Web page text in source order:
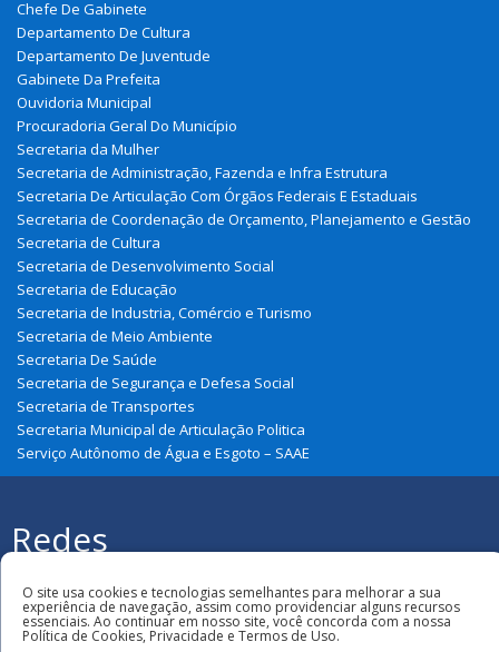
Chefe De Gabinete
Departamento De Cultura
Departamento De Juventude
Gabinete Da Prefeita
Ouvidoria Municipal
Procuradoria Geral Do Município
Secretaria da Mulher
Secretaria de Administração, Fazenda e Infra Estrutura
Secretaria De Articulação Com Órgãos Federais E Estaduais
Secretaria de Coordenação de Orçamento, Planejamento e Gestão
Secretaria de Cultura
Secretaria de Desenvolvimento Social
Secretaria de Educação
Secretaria de Industria, Comércio e Turismo
Secretaria de Meio Ambiente
Secretaria De Saúde
Secretaria de Segurança e Defesa Social
Secretaria de Transportes
Secretaria Municipal de Articulação Politica
Serviço Autônomo de Água e Esgoto – SAAE
Redes
Sociais
Municipal de São João Do Soter
O site usa cookies e tecnologias semelhantes para melhorar a sua
experiência de navegação, assim como providenciar alguns recursos
essenciais. Ao continuar em nosso site, você concorda com a nossa
Política de Cookies, Privacidade e Termos de Uso.